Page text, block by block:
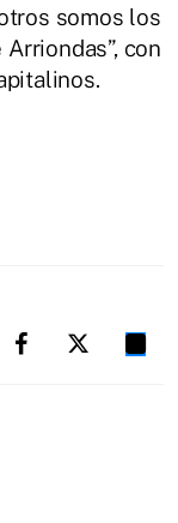
somos los
con